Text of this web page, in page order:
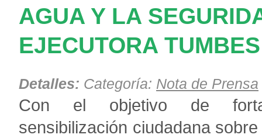
AGUA Y LA
EJECUTORA TUMBES
Detalles: Categoría: Nota de Prensa
Con el objetivo de
sensibilización ciudadana